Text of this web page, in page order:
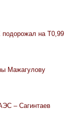
подорожал на Т0,99
Мажагулову
– Сагинтаев